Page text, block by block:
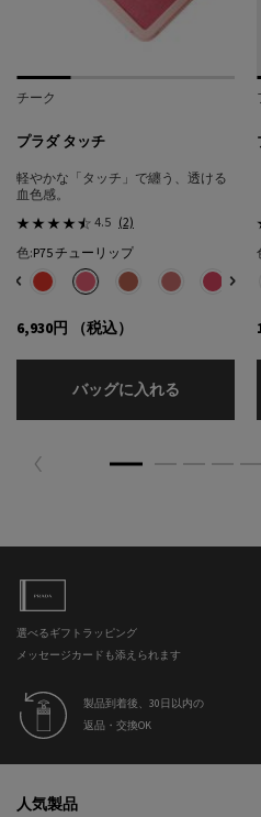
チーク
プラダ タッチ
軽やかな「タッチ」で纏う、透ける
血色感。
4.5 (2)
色:P75 チューリップ
色を選択してください
{1} の場合
済み
カフェ のカラー プラダ タッチ、1/8
選択済み
R68 チェリー のカラー プラダ タッチ、
選択済み
P75 チューリップ のカラー プラ
選択済み
P71 ボウ のカラー プラ
選択済み
P72 ピンクダリ
選択済み
P76 リリ
6,930円 （税込）
バッグに入れる
選べるギフトラッピング
メッセージカードも添えられます
製品到着後、30日以内の
返品・交換OK
人気製品